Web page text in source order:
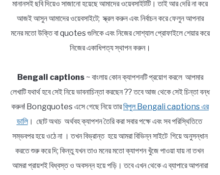
মানানসই ছবি দিয়েও সাজানো হয়েছে আমাদের ওয়েবসাইটটি। তাই আর দেরি না করে
আজই আসুন আমাদের ওয়েবসাইটে; স্ক্রল করুন এবং নির্বাচন করে ফেলুন আপনার
মনের মতো উক্তি বা quotes গুলিকে এবং নিজের সোশ্যাল প্রোফাইলে শেয়ার করে
নিজের একাধিপত্য স্থাপন করুন।
Bengali captions~ বাংলায় কোন ক্যাপশনটি প্রয়োগ করলে আপমার
লেখাটি যথার্থ হবে সেই নিয়ে ভাবনাচিন্তা করছেন ?? তবে আজ থেকে সেই চিন্তা বন্ধ
করুন! Bongquotes এসে গেছে নিয়ে তারবিপুল Bengali captions এর
ডালি। ছোট অথচ অর্থবহ ক্যাপশন তৈরি করা সবার পক্ষে এবং সব পরিস্থিতিতে
সম্ভবপর হয়ে ওঠে না । তখন বিভ্রান্ত হয়ে আমরা বিভিন্ন সাইটে গিয়ে অনুসন্ধান
করতে শুরু করে দি; কিন্তু যখন তাও মনের মতো ক্যাপশন খুঁজে পাওয়া যায় না তখন
আমরা প্রায়শই বিধ্বস্ত ও অবসন্ন হয়ে পড়ি। তবে এখন থেকে এ ব্যাপারে আপনারা